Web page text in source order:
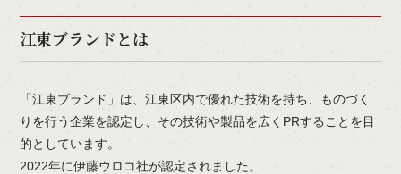
江東ブランドとは
「江東ブランド」は、江東区内で優れた技術を持ち、ものづく
りを行う企業を認定し、その技術や製品を広くPRすることを目
的としています。
2022年に伊藤ウロコ社が認定されました。